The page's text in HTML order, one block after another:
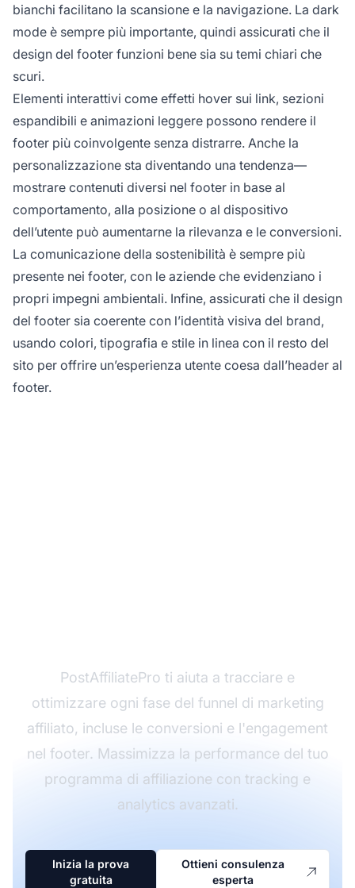
bianchi facilitano la scansione e la navigazione. La dark
mode è sempre più importante, quindi assicurati che il
design del footer funzioni bene sia su temi chiari che
scuri.
Elementi interattivi come effetti hover sui link, sezioni
espandibili e animazioni leggere possono rendere il
footer più coinvolgente senza distrarre. Anche la
personalizzazione sta diventando una tendenza—
mostrare contenuti diversi nel footer in base al
comportamento, alla posizione o al dispositivo
dell’utente può aumentarne la rilevanza e le conversioni.
La comunicazione della sostenibilità è sempre più
presente nei footer, con le aziende che evidenziano i
propri impegni ambientali. Infine, assicurati che il design
del footer sia coerente con l’identità visiva del brand,
usando colori, tipografia e stile in linea con il resto del
sito per offrire un’esperienza utente coesa dall’header al
footer.
PostAffiliatePro ti aiuta a tracciare e
ottimizzare ogni fase del funnel di marketing
affiliato, incluse le conversioni e l'engagement
nel footer. Massimizza la performance del tuo
programma di affiliazione con tracking e
analytics avanzati.
Inizia la prova
gratuita
Ottieni consulenza
esperta